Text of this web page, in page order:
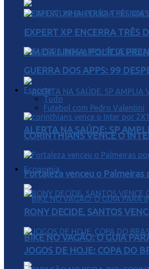
FIM DA LINHA: POLÍCIA
ALERTA NA SAÚDE: SP
Economia
BIKE NO VAGÃO: O GUIA
EXPERT XP ENCERRA TRÊS
GUERRA DOS APPS: 99
Esporte
Tudo
Futebol com Pedro Valentini
CORINTHIANS VENCE O
Fortaleza venceu o Palmeiras
RONY DECIDE, SANTOS
JOGOS DE HOJE: COPA DO